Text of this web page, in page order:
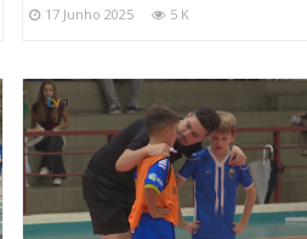
17 Junho 2025 5 K